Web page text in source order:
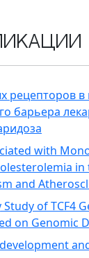
рецепторов
барьера
with
and
of TCF4
on Genomic